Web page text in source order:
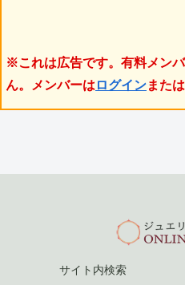
※これは広告です。有料メン
ん。メンバーは ログインまたは
サイト内検索